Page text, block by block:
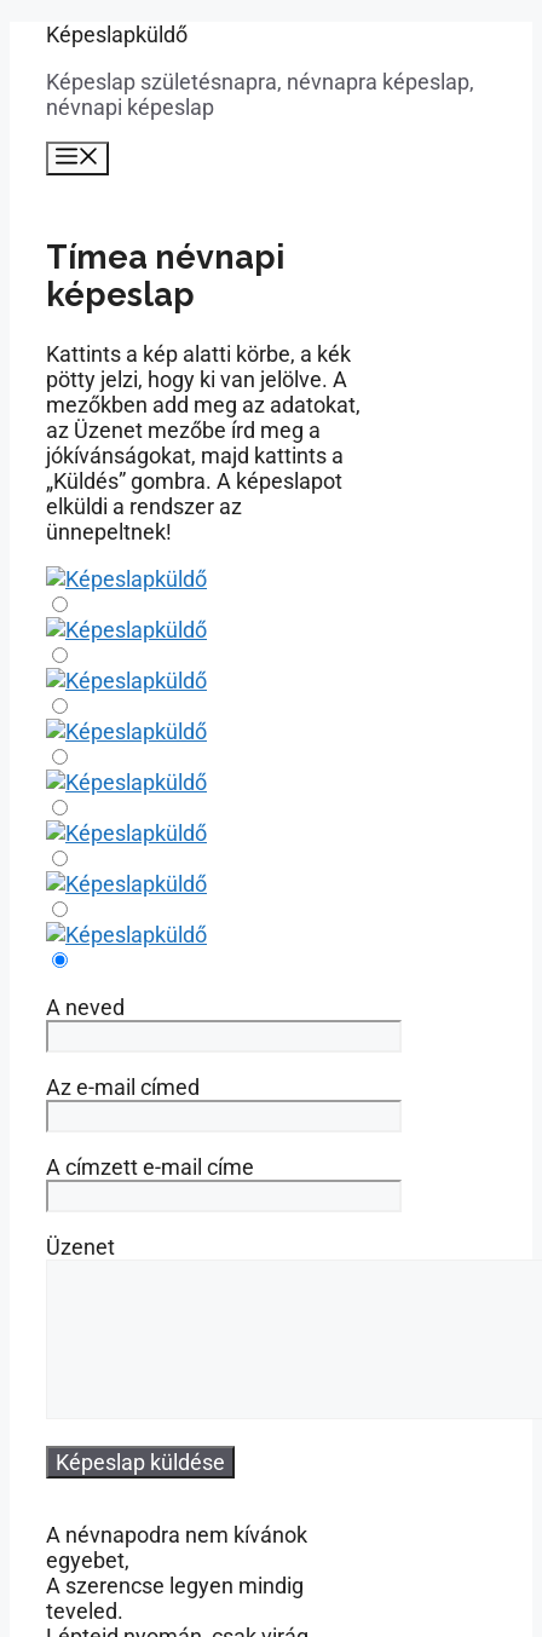
Kilépés
tartalomba
Képeslapküldő
Képeslap születésnapra, névnapra képeslap,
névnapi képeslap
Tímea névnapi
képeslap
Kattints a kép alatti körbe, a kék
pötty jelzi, hogy ki van jelölve. A
mezőkben add meg az adatokat,
az Üzenet mezőbe írd meg a
jókívánságokat, majd kattints a
„Küldés” gombra. A képeslapot
elküldi a rendszer az
ünnepeltnek!
A neved
Az e-mail címed
A címzett e-mail címe
Üzenet
A névnapodra nem kívánok
egyebet,
A szerencse legyen mindig
teveled.